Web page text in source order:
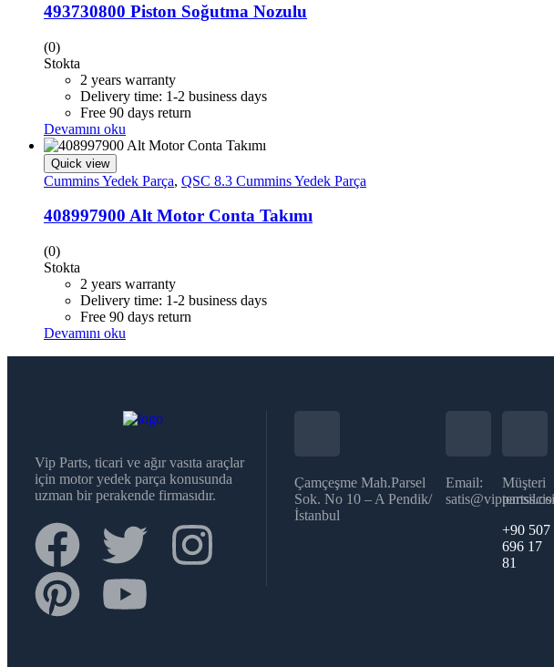
493730800 Piston Soğutma Nozulu
(0)
Stokta
2 years warranty
Delivery time: 1-2 business days
Free 90 days return
Devamını oku
Quick view
Cummins Yedek Parça, QSC 8.3 Cummins Yedek Parça
408997900 Alt Motor Conta Takımı
(0)
Stokta
2 years warranty
Delivery time: 1-2 business days
Free 90 days return
Devamını oku
Vip Parts, ticari ve ağır vasıta araçlar
için motor yedek parça konusunda
uzman bir perakende firmasıdır.
Çamçeşme Mah.Parsel
Sok. No 10 – A Pendik/
İstanbul
Email:
Müşteri
+90 507
696 17
81